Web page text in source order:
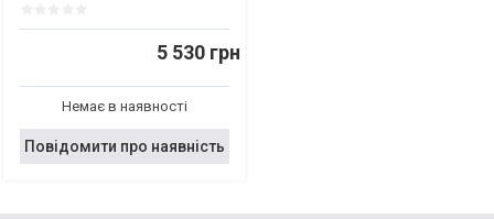
5 530 грн
Немає в наявності
Повідомити про наявність